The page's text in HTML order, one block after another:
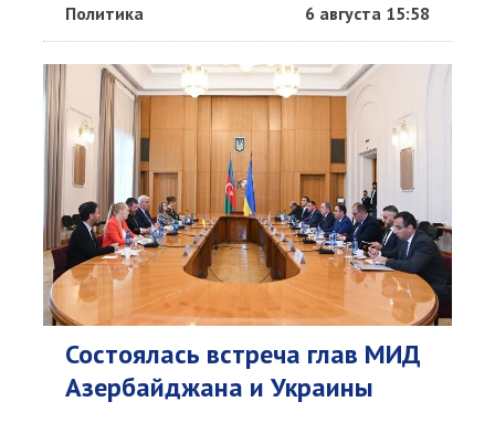
Политика 6 августа 15:58
Состоялась встреча глав МИД
Азербайджана и Украины